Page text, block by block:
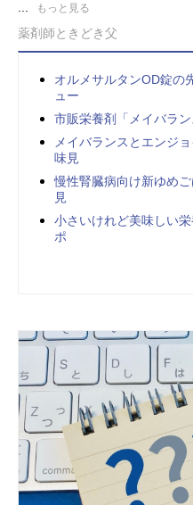
もっと見る
薬剤師ときどき父
オルメサルタンOD錠の
ュー
市販栄養剤「メイバラ
メイバランスとエンジ
味見
慢性腎臓病向け新ゆめ
見
小さいけれど美味しい
ポ